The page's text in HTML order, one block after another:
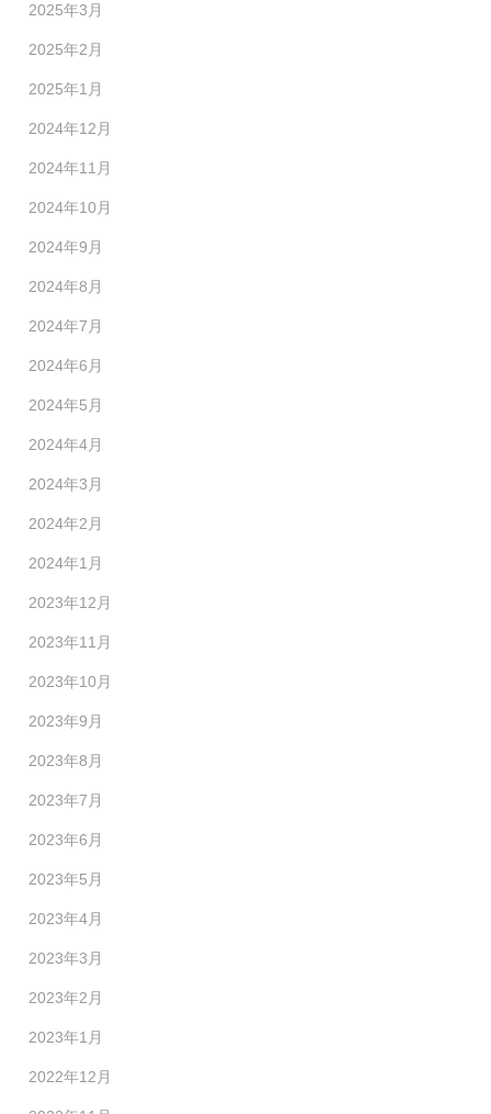
2025年3月
2025年2月
2025年1月
2024年12月
2024年11月
2024年10月
2024年9月
2024年8月
2024年7月
2024年6月
2024年5月
2024年4月
2024年3月
2024年2月
2024年1月
2023年12月
2023年11月
2023年10月
2023年9月
2023年8月
2023年7月
2023年6月
2023年5月
2023年4月
2023年3月
2023年2月
2023年1月
2022年12月